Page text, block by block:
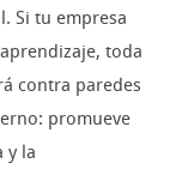
Si tu empresa
toda
contra paredes
promueve
y la